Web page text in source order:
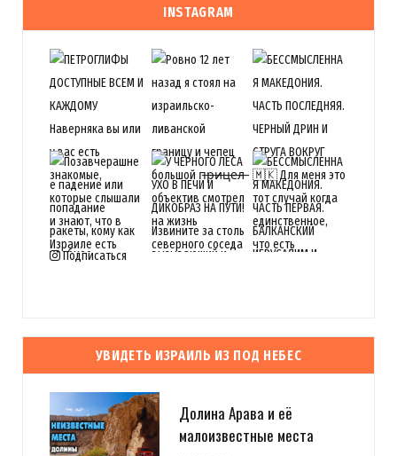
INSTAGRAM
Подписаться
УВИДЕТЬ ИЗРАИЛЬ ИЗ ПОД НЕБЕС
Долина Арава и её
малоизвестные места